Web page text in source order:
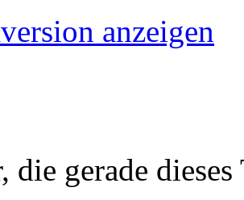
anzeigen
die gerade